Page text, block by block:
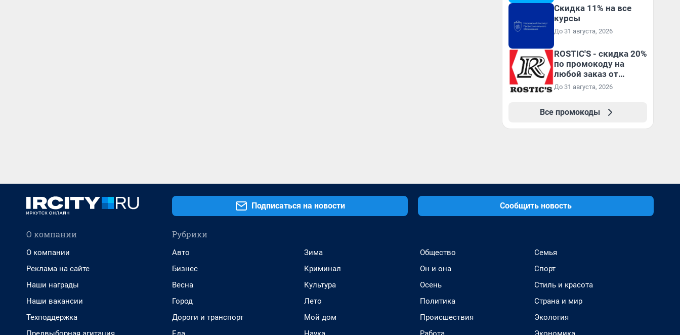
Скидка 11% на все
курсы
До 31 августа, 2026
ROSTIC'S - скидка 20%
по промокоду на
любой заказ от
3199₽!
До 31 августа, 2026
Все промокоды
Подписаться на новости Сообщить новость
О компании
О компании
Реклама на сайте
Наши награды
Наши вакансии
Техподдержка
Рубрики
Авто
Бизнес
Весна
Город
Дороги и транспорт
Зима
Криминал
Культура
Лето
Мой дом
Общество
Он и она
Осень
Политика
Происшествия
Семья
Спорт
Стиль и красота
Страна и мир
Экология